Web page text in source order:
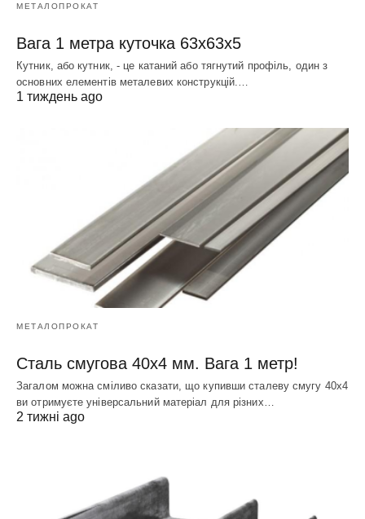
МЕТАЛОПРОКАТ
Вага 1 метра куточка 63х63х5
Кутник, або кутник, - це катаний або тягнутий профіль, один з
основних елементів металевих конструкцій.…
1 тиждень ago
МЕТАЛОПРОКАТ
Сталь смугова 40х4 мм. Вага 1 метр!
Загалом можна сміливо сказати, що купивши сталеву смугу 40х4
ви отримуєте універсальний матеріал для різних…
2 тижні ago